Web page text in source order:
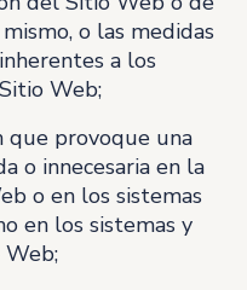
o las medidas
a los
Web;
que provoque una
o innecesaria en la
o en los sistemas
en los sistemas y
Web;